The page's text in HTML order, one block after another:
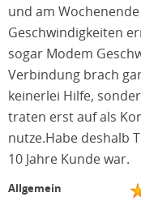
und am
Geschwindigkeiten
sogar Modem
Verbindung brach
keinerlei Hilfe,
traten erst auf als
nutze.Habe deshalb
10 Jahre Kunde war.
Allgemein